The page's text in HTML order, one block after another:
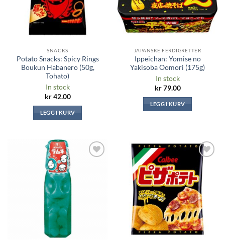
SNACKS
Potato Snacks: Spicy Rings
Boukun Habanero (50g,
Tohato)
In stock
kr42.00
LEGG I KURV
JAPANSKE FERDIGRETTER
Ippeichan: Yomise no
Yakisoba Oomori (175g)
In stock
kr79.00
LEGG I KURV
Legg til i
ønskeliste